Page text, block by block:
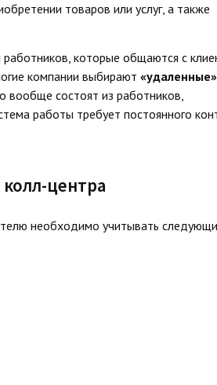
товаров или услуг, а также
которые общаются с
компании выбирают
вообще состоят из работников,
работы требует постоянного
центра
необходимо учитывать